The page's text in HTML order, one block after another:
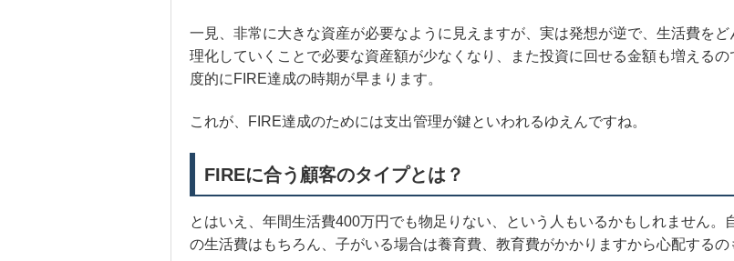
一見、非常に大きな資産が必要なように見えますが、実は発想が逆で、生活費をど
理化していくことで必要な資産額が少なくなり、また投資に回せる金額も増えるの
度的にFIRE達成の時期が早まります。
これが、FIRE達成のためには支出管理が鍵といわれるゆえんですね。
FIREに合う顧客のタイプとは？
とはいえ、年間生活費400万円でも物足りない、という人もいるかもしれません。
の生活費はもちろん、子がいる場合は養育費、教育費がかかりますから心配するの